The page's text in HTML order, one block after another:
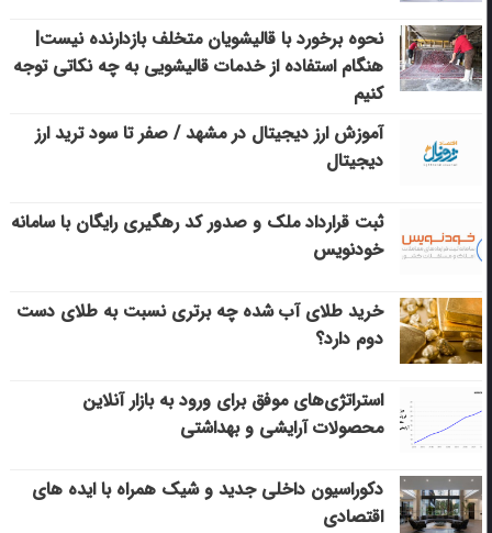
نحوه برخورد با قالیشویان متخلف بازدارنده نیست|
هنگام استفاده از خدمات قالیشویی به چه نکاتی توجه
کنیم
آموزش ارز دیجیتال در مشهد / صفر تا سود ترید ارز
دیجیتال
ثبت قرارداد ملک و صدور کد رهگیری رایگان با سامانه
خودنویس
خرید طلای آب شده چه برتری نسبت به طلای دست
دوم دارد؟
استراتژی‌های موفق برای ورود به بازار آنلاین
محصولات آرایشی و بهداشتی
دکوراسیون داخلی جدید و شیک همراه با ایده های
اقتصادی